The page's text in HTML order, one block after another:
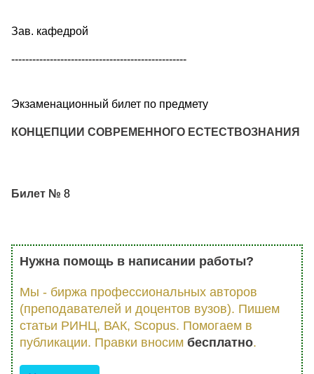
Зав. кафедрой
--------------------------------------------------
Экзаменационный билет по предмету
КОНЦЕПЦИИ СОВРЕМЕННОГО ЕСТЕСТВОЗНАНИЯ
Билет № 8
Нужна помощь в написании работы?
Мы - биржа профессиональных авторов
(преподавателей и доцентов вузов). Пишем
статьи РИНЦ, ВАК, Scopus. Помогаем в
публикации. Правки вносим бесплатно.